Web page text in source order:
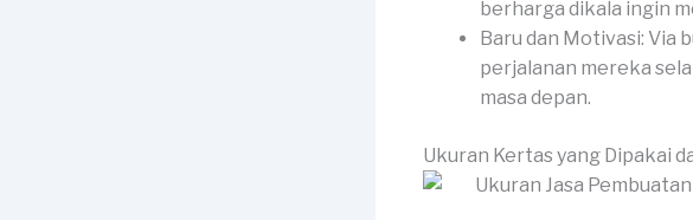
berharga dikala ingin
Baru dan Motivasi: Via
perjalanan mereka
masa depan.
Ukuran Kertas yang Dipakai